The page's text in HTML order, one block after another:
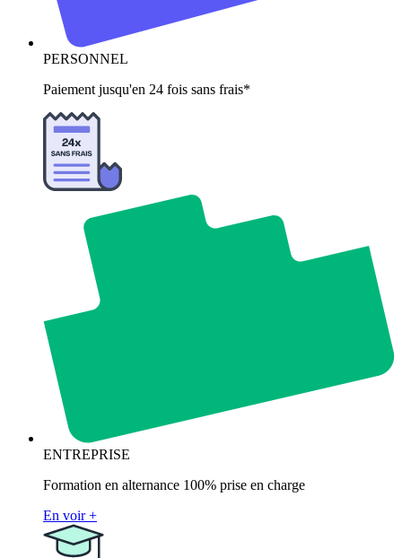
PERSONNEL
Paiement jusqu'en 24 fois sans frais*
ENTREPRISE
Formation en alternance 100% prise en charge
En voir +